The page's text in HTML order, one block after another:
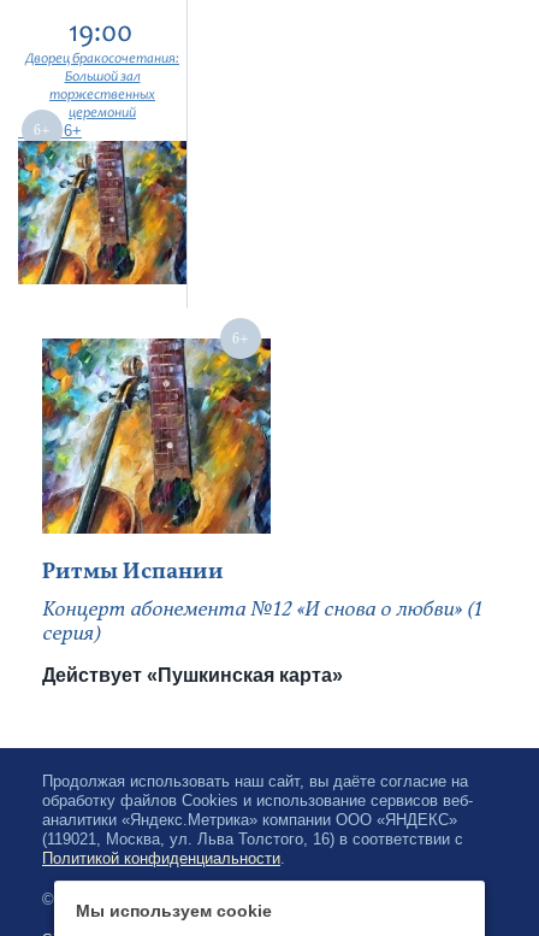
19:00
Дворец бракосочетания:
Большой зал
торжественных
церемоний
6+
Ритмы Испании
Концерт абонемента №12 «И снова о любви» (1
серия)
Действует «Пушкинская карта»
Продолжая использовать наш сайт, вы даёте согласие на
обработку файлов Cookies и использование сервисов веб-
аналитики «Яндекс.Метрика» компании ООО «ЯНДЕКС»
(119021, Москва, ул. Льва Толстого, 16) в соответствии с
Политикой конфиденциальности.
© 2026, Karjalan valtionfilharmonia
Мы используем cookie